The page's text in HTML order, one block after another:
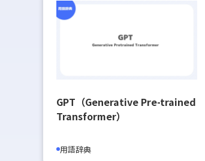
GPT（Generative Pre-trained
Transformer）
用語辞典